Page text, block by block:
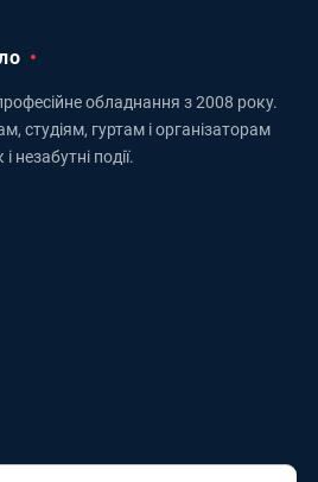
обладнання з 2008 року.
студіям, гуртам і організаторам
незабутні події.